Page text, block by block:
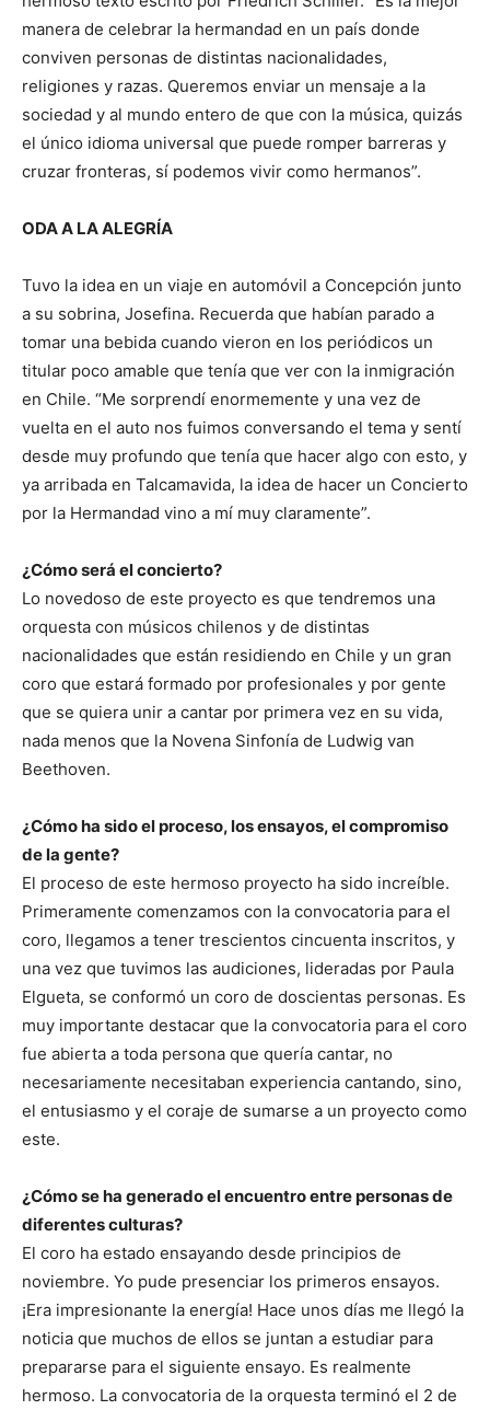
manera de celebrar la hermandad en un país donde
conviven personas de distintas nacionalidades,
religiones y razas. Queremos enviar un mensaje a la
sociedad y al mundo entero de que con la música, quizás
el único idioma universal que puede romper barreras y
cruzar fronteras, sí podemos vivir como hermanos”.
ODA A LA ALEGRÍA
Tuvo la idea en un viaje en automóvil a Concepción junto
a su sobrina, Josefina. Recuerda que habían parado a
tomar una bebida cuando vieron en los periódicos un
titular poco amable que tenía que ver con la inmigración
en Chile. “Me sorprendí enormemente y una vez de
vuelta en el auto nos fuimos conversando el tema y sentí
desde muy profundo que tenía que hacer algo con esto, y
ya arribada en Talcamavida, la idea de hacer un Concierto
por la Hermandad vino a mí muy claramente”.
¿Cómo será el concierto?
Lo novedoso de este proyecto es que tendremos una
orquesta con músicos chilenos y de distintas
nacionalidades que están residiendo en Chile y un gran
coro que estará formado por profesionales y por gente
que se quiera unir a cantar por primera vez en su vida,
nada menos que la Novena Sinfonía de Ludwig van
Beethoven.
¿Cómo ha sido el proceso, los ensayos, el compromiso
de la gente?
El proceso de este hermoso proyecto ha sido increíble.
Primeramente comenzamos con la convocatoria para el
coro, llegamos a tener trescientos cincuenta inscritos, y
una vez que tuvimos las audiciones, lideradas por Paula
Elgueta, se conformó un coro de doscientas personas. Es
muy importante destacar que la convocatoria para el coro
fue abierta a toda persona que quería cantar, no
necesariamente necesitaban experiencia cantando, sino,
el entusiasmo y el coraje de sumarse a un proyecto como
este.
¿Cómo se ha generado el encuentro entre personas de
diferentes culturas?
El coro ha estado ensayando desde principios de
noviembre. Yo pude presenciar los primeros ensayos.
¡Era impresionante la energía! Hace unos días me llegó la
noticia que muchos de ellos se juntan a estudiar para
prepararse para el siguiente ensayo. Es realmente
hermoso. La convocatoria de la orquesta terminó el 2 de